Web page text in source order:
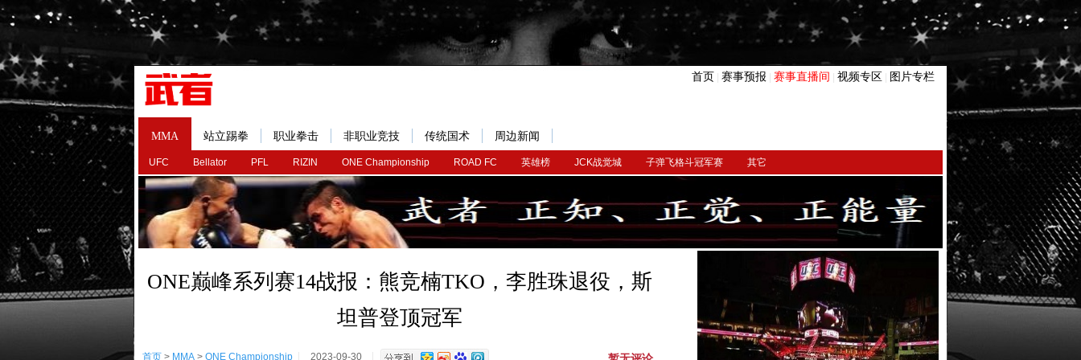
首页 赛事预报 赛事直播间 视频专区 图片专栏
MMA
UFC Bellator PFL RIZIN ONE Championship ROAD FC 英雄榜 JCK战觉城 子弹飞格斗冠军赛 其它
站立踢拳 职业拳击 非职业竞技 传统国术 周边新闻
ONE巅峰系列赛14战报：熊竞楠TKO，李胜珠退役，斯
坦普登顶冠军
首页 > MMA > ONE Championship 2023-09-30